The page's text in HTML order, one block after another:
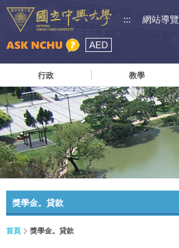
::: 網站導覽
AED
行政 教學
獎學金。貸款
首頁 獎學金。貸款